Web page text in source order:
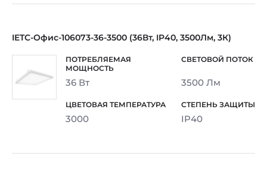
IETC-Офис-106073-36-3500 (36Вт, IP40, 3500Лм, 3К)
36 Вт 3500 Лм
3000 IP40